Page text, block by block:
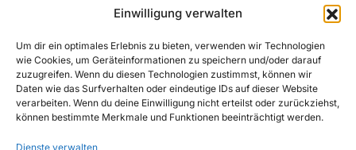
Einwilligung verwalten
Um dir ein optimales Erlebnis zu bieten, verwenden wir Technologien
wie Cookies, um Geräteinformationen zu speichern und/oder darauf
zuzugreifen. Wenn du diesen Technologien zustimmst, können wir
Daten wie das Surfverhalten oder eindeutige IDs auf dieser Website
verarbeiten. Wenn du deine Einwilligung nicht erteilst oder zurückziehst,
können bestimmte Merkmale und Funktionen beeinträchtigt werden.
Dienste verwalten
030 30 34 22 77
Unsere Richtlinien
ALLGEMEINE GESCHÄFTSBEDINGUNGEN